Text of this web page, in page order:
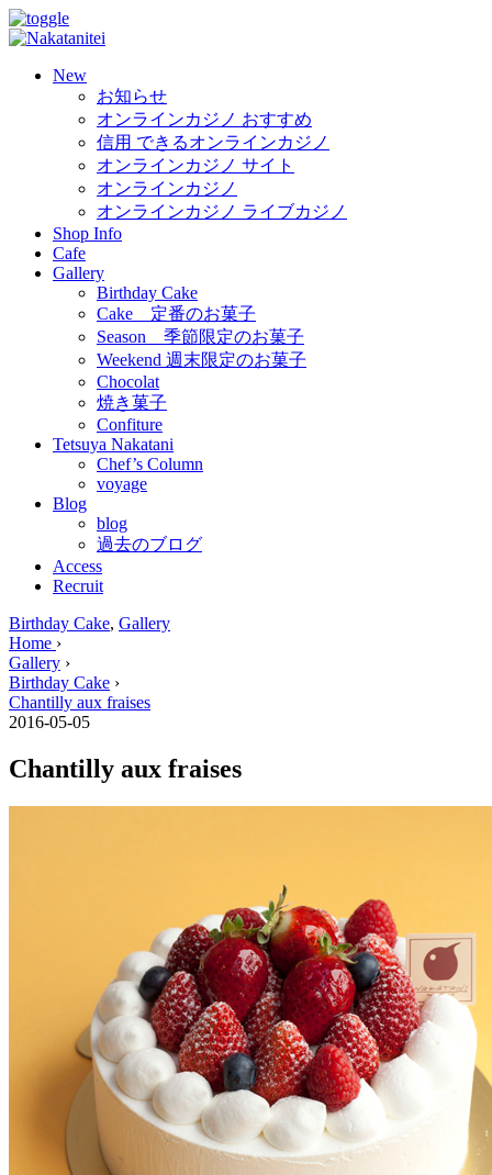
New
お知らせ
オンラインカジノ おすすめ
信用 できるオンラインカジノ
オンラインカジノ サイト
オンラインカジノ
オンラインカジノ ライブカジノ
Shop Info
Cafe
Gallery
Birthday Cake
Cake 定番のお菓子
Season 季節限定のお菓子
Weekend 週末限定のお菓子
Chocolat
焼き菓子
Confiture
Tetsuya Nakatani
Chef’s Column
voyage
Blog
blog
過去のブログ
Access
Recruit
Birthday Cake, Gallery
Home ›
Gallery ›
Birthday Cake ›
Chantilly aux fraises
2016-05-05
Chantilly aux fraises